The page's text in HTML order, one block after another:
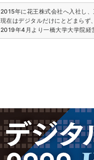
2015年に花王株式会社へ入社し
現在はデジタルだけにとどまらず
2019年4月より一橋大学大学院経